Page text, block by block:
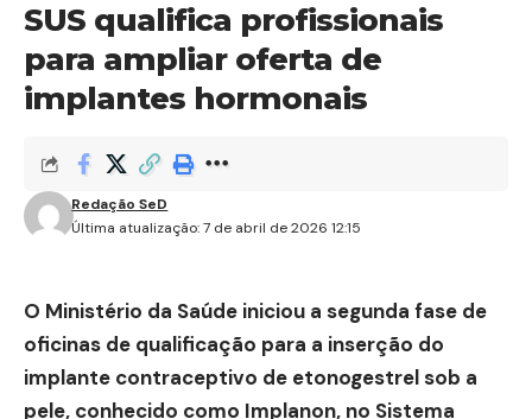
SUS qualifica profissionais
para ampliar oferta de
implantes hormonais
Última atualização: 7 de abril de 2026 12:15
Redação SeD
O Ministério da Saúde iniciou a segunda fase de
oficinas de qualificação para a inserção do
implante contraceptivo de etonogestrel sob a
pele, conhecido como Implanon, no Sistema